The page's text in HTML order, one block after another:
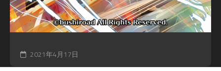
2021年4月17日